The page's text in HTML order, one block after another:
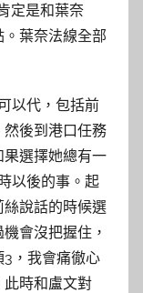
定是和葉奈
葉奈法線全部
以代，包括前
後到港口任務
選擇她總有一
以後的事。起
說話的時候選
會沒把握住，
，我會痛徹心
此時和盧文對